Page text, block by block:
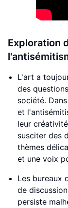
Exploration
L'art a
des
société.
et
leur
susciter des
thèmes
et une voix
Les bureaux
de
persiste